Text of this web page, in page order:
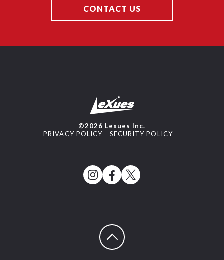
CONTACT US
©2026 Lexues Inc.
PRIVACY POLICY
SECURITY POLICY
ページトップへ戻る